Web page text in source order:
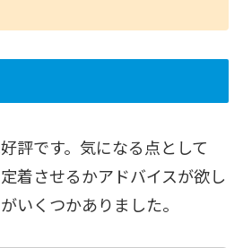
評です。気になる点として
着させるかアドバイスが欲し
いくつかありました。